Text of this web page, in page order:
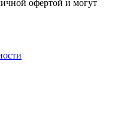
офертой и могут